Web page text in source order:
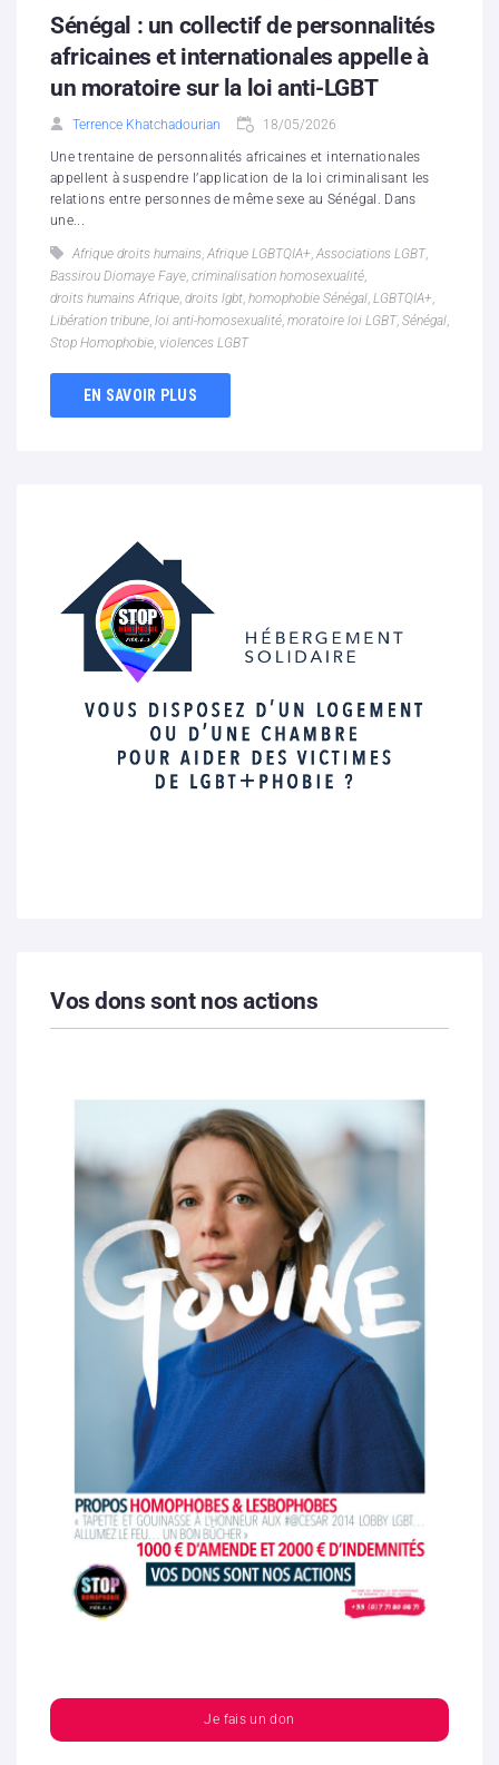
Sénégal : un collectif de personnalités
africaines et internationales appelle à
un moratoire sur la loi anti-LGBT
Terrence Khatchadourian 18/05/2026
Une trentaine de personnalités africaines et internationales
appellent à suspendre l’application de la loi criminalisant les
relations entre personnes de même sexe au Sénégal. Dans
une...
Afrique droits humains, Afrique LGBTQIA+, Associations LGBT,
Bassirou Diomaye Faye, criminalisation homosexualité,
droits humains Afrique, droits lgbt, homophobie Sénégal, LGBTQIA+,
Libération tribune, loi anti-homosexualité, moratoire loi LGBT, Sénégal,
Stop Homophobie, violences LGBT
EN SAVOIR PLUS
Vos dons sont nos actions
Je fais un don